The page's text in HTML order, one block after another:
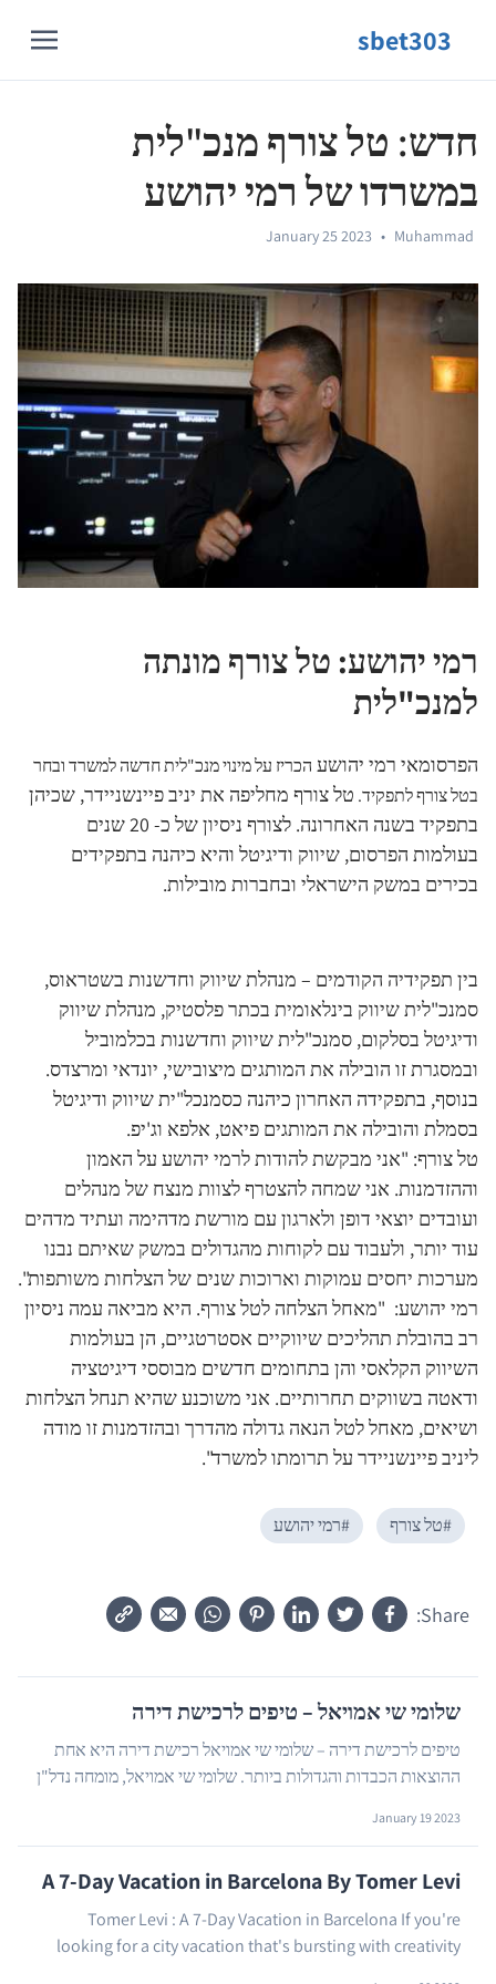
sbet303
חדש: טל צורף מנכ"לית
במשרדו של רמי יהושע
January 25 2023 • Muhammad
רמי יהושע: טל צורף מונתה
למנכ"לית
הפרסומאי רמי יהושע הכריז על מינוי מנכ"לית חדשה למשרד ובחר
בטל צורף לתפקיד. טל צורף מחליפה את יניב פיינשניידר, שכיהן
בתפקיד בשנה האחרונה. לצורף ניסיון של כ- 20 שנים
בעולמות הפרסום, שיווק ודיגיטל והיא כיהנה בתפקידים
בכירים במשק הישראלי ובחברות מובילות.
בין תפקידיה הקודמים – מנהלת שיווק וחדשנות בשטראוס,
סמנכ"לית שיווק בינלאומית בכתר פלסטיק, מנהלת שיווק
ודיגיטל בסלקום, סמנכ"לית שיווק וחדשנות בכלמוביל
ובמסגרת זו הובילה את המותגים מיצובישי, יונדאי ומרצדס.
בנוסף, בתפקידה האחרון כיהנה כסמנכל"ית שיווק ודיגיטל
בסמלת והובילה את המותגים פיאט, אלפא וג'יפ.
טל צורף: "אני מבקשת להודות לרמי יהושע על האמון
וההזדמנות. אני שמחה להצטרף לצוות מנצח של מנהלים
ועובדים יוצאי דופן ולארגון עם מורשת מדהימה ועתיד מדהים
עוד יותר, ולעבוד עם לקוחות מהגדולים במשק שאיתם נבנו
מערכות יחסים עמוקות וארוכות שנים של הצלחות משותפות".
רמי יהושע: "מאחל הצלחה לטל צורף. היא מביאה עמה ניסיון
רב בהובלת תהליכים שיווקיים אסטרטגיים, הן בעולמות
השיווק הקלאסי והן בתחומים חדשים מבוססי דיגיטציה
ודאטה בשווקים תחרותיים. אני משוכנע שהיא תנחל הצלחות
ושיאים, מאחל לטל הנאה גדולה מהדרך ובהזדמנות זו מודה
ליניב פיינשניידר על תרומתו למשרד".
#טל צורף #רמי יהושע
Share:
שלומי שי אמויאל – טיפים לרכישת דירה
טיפים לרכישת דירה – שלומי שי אמויאל רכישת דירה היא אחת
ההוצאות הכבדות והגדולות ביותר. שלומי שי אמויאל, מומחה נדל"ן
January 19 2023
A 7-Day Vacation in Barcelona By Tomer Levi
Tomer Levi : A 7-Day Vacation in Barcelona If you're
looking for a city vacation that's bursting with creativity